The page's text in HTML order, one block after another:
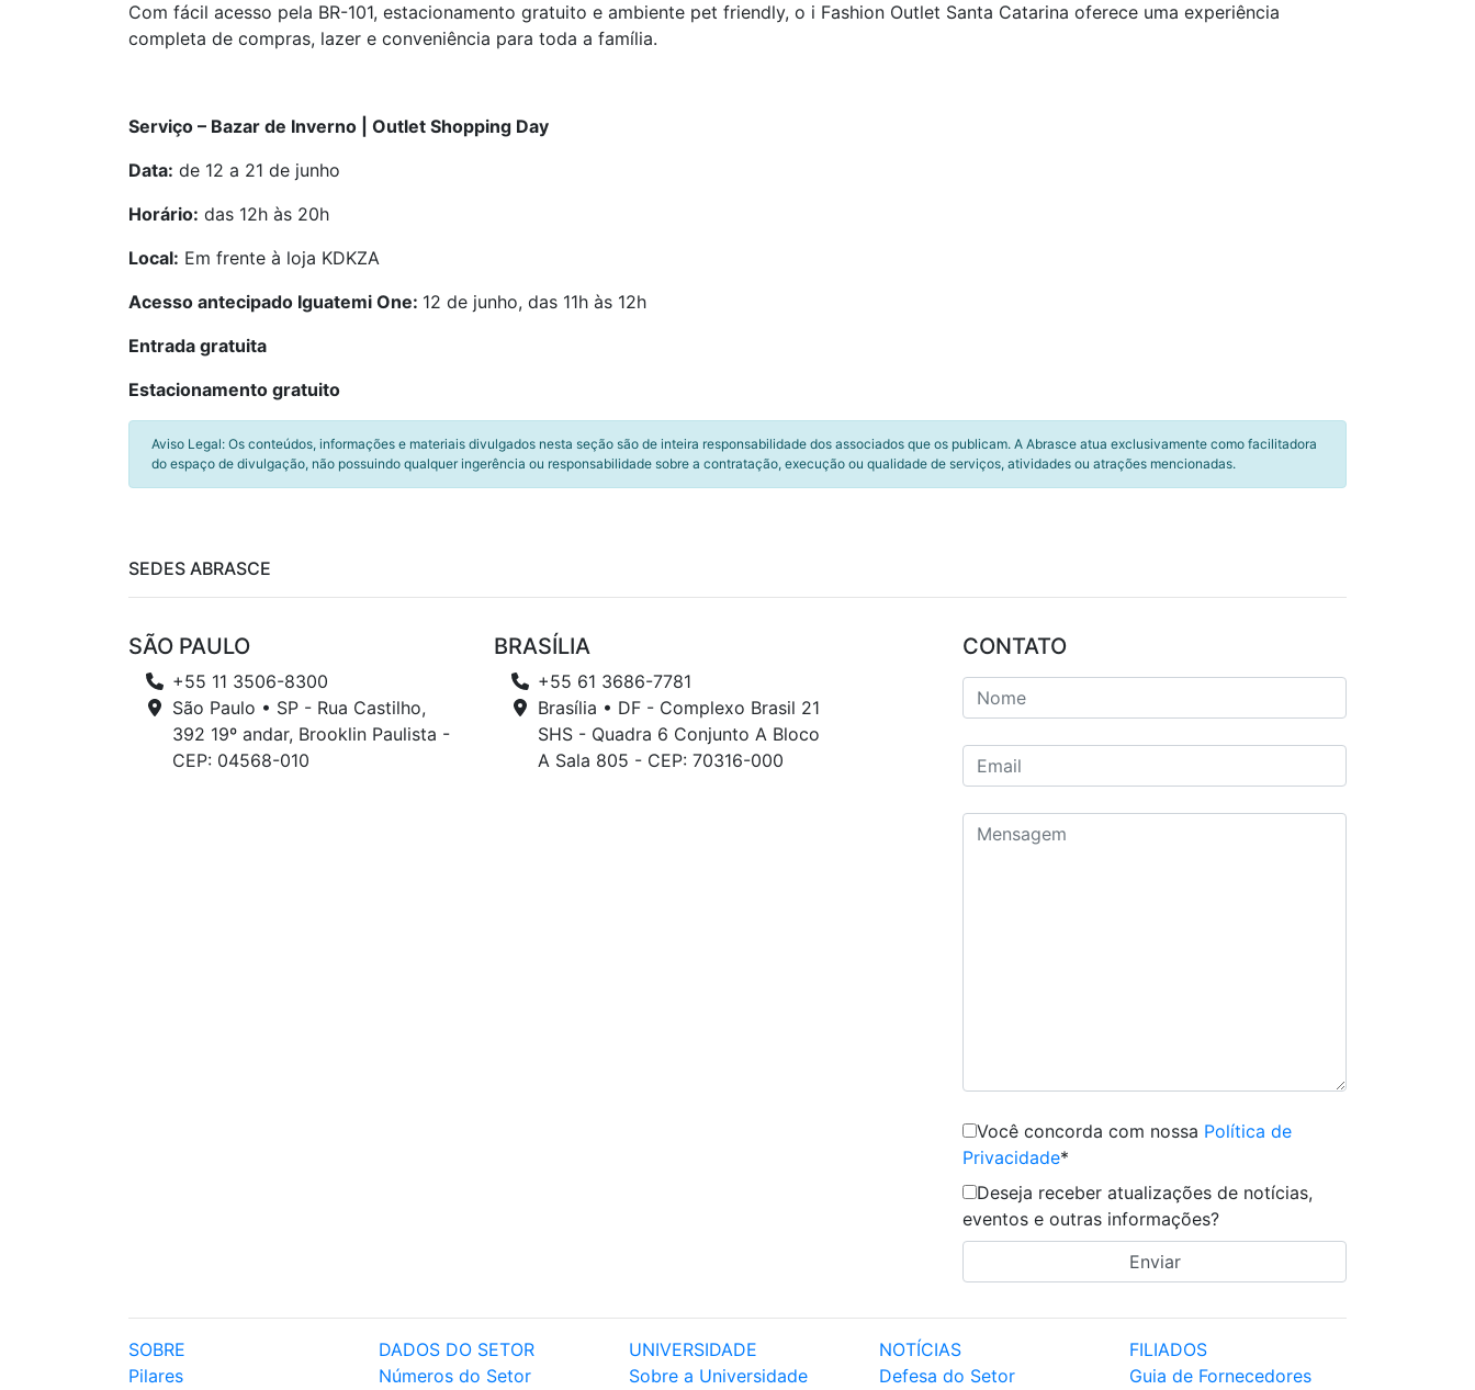
Com fácil acesso pela BR-101, estacionamento gratuito e ambiente pet friendly, o i Fashion Outlet Santa Catarina oferece uma experiência
completa de compras, lazer e conveniência para toda a família.
Serviço – Bazar de Inverno | Outlet Shopping Day
Data: de 12 a 21 de junho
Horário: das 12h às 20h
Local: Em frente à loja KDKZA
Acesso antecipado Iguatemi One: 12 de junho, das 11h às 12h
Entrada gratuita
Estacionamento gratuito
Aviso Legal: Os conteúdos, informações e materiais divulgados nesta seção são de inteira responsabilidade dos associados que os publicam. A Abrasce atua exclusivamente como facilitadora
do espaço de divulgação, não possuindo qualquer ingerência ou responsabilidade sobre a contratação, execução ou qualidade de serviços, atividades ou atrações mencionadas.
SEDES ABRASCE
SÃO PAULO
+55 11 3506-8300
São Paulo • SP - Rua Castilho,
392 19º andar, Brooklin Paulista -
CEP: 04568-010
BRASÍLIA
+55 61 3686-7781
Brasília • DF - Complexo Brasil 21
SHS - Quadra 6 Conjunto A Bloco
A Sala 805 - CEP: 70316-000
CONTATO
Você concorda com nossa Política de
Privacidade*
Deseja receber atualizações de notícias,
eventos e outras informações?
SOBRE
Pilares
DADOS DO SETOR
Números do Setor
UNIVERSIDADE
Sobre a Universidade
NOTÍCIAS
Defesa do Setor
FILIADOS
Guia de Fornecedores